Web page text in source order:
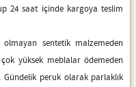
24 saat içinde kargoya teslim
sentetik malzemeden
yüksek meblalar ödemeden
peruk olarak parlaklık